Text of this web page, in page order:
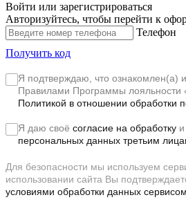
Войти или зарегистрироваться
Авторизуйтесь, чтобы перейти к
Телефон
Получить код
Я подтверждаю, что ознакомлен(а)
Правилами Программы лояльности
Политикой в отношении обработки
Я даю своё согласие на обработку и
персональных данных третьим
Для безопасности мы используем
использовании сайта Вы
условиями обработки данных сервисом.